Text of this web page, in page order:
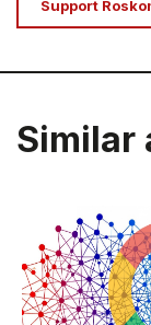
Support
Similar